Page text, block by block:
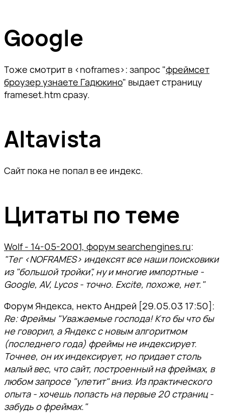
Google
Тоже смотрит в <noframes>: запрос "фреймсет
броузер узнаете Гадюкино" выдает страницу
frameset.htm сразу.
Altavista
Сайт пока не попал в ее индекс.
Цитаты по теме
Wolf - 14-05-2001, форум searchengines.ru:
"Тег <NOFRAMES> индексят все наши поисковики
из "большой тройки", ну и многие импортные -
Google, AV, Lycos - точно. Excite, похоже, нет."
Форум Яндекса, некто Андрей [29.05.03 17:50]:
Re: Фреймы "Уважаемые господа! Кто бы что бы
не говорил, а Яндекс с новым алгоритмом
(последнего года) фреймы не индексирует.
Точнее, он их индексирует, но придает столь
малый вес, что сайт, построенный на фреймах, в
любом запросе "улетит" вниз. Из практического
опыта - хочешь попасть на первые 20 страниц -
забудь о фреймах."